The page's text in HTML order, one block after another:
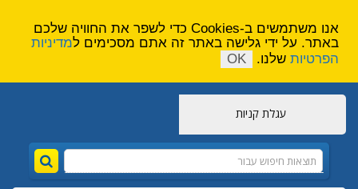
עגלת קניות
אנו משתמשים ב-Cookies כדי לשפר את החוויה שלכם
באתר. על ידי גלישה באתר זה אתם מסכימים למדיניות
הפרטיות שלנו. OK